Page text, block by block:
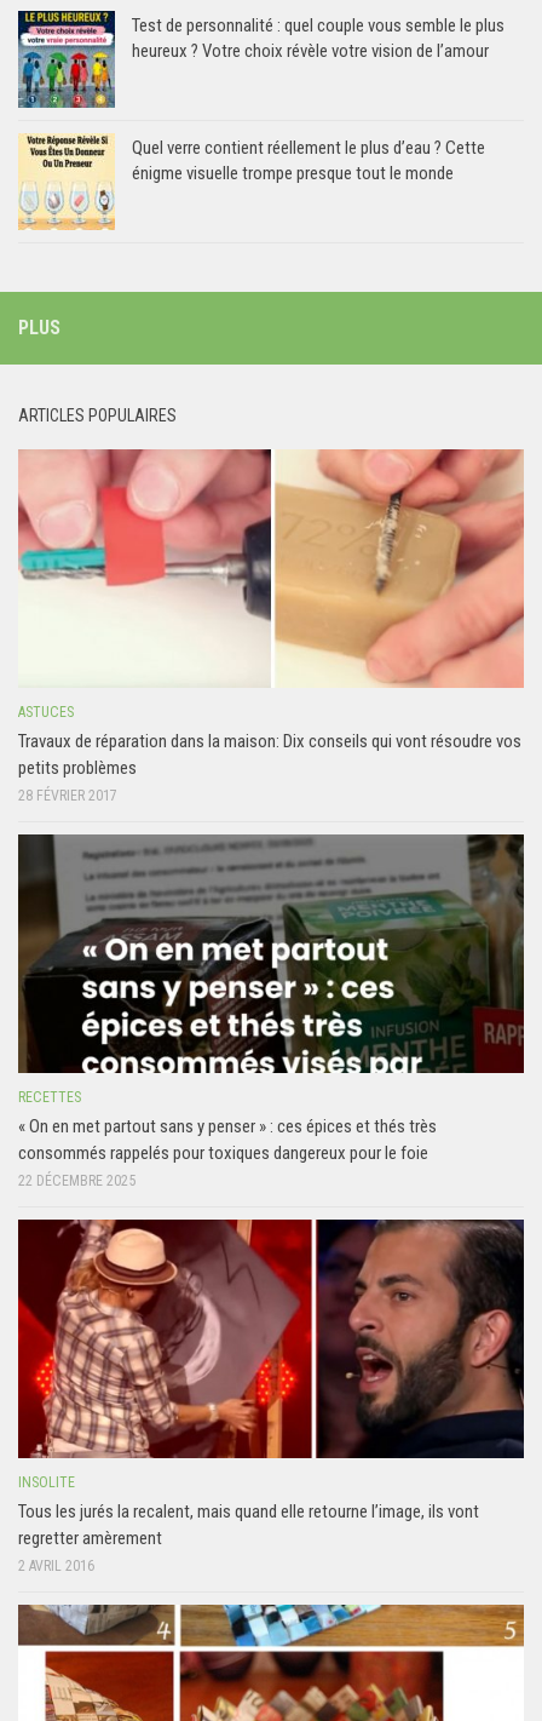
Test de personnalité : quel couple vous semble le plus
heureux ? Votre choix révèle votre vision de l’amour
Quel verre contient réellement le plus d’eau ? Cette
énigme visuelle trompe presque tout le monde
PLUS
ARTICLES POPULAIRES
ASTUCES
Travaux de réparation dans la maison: Dix conseils qui vont résoudre vos
petits problèmes
28 FÉVRIER 2017
RECETTES
« On en met partout sans y penser » : ces épices et thés très
consommés rappelés pour toxiques dangereux pour le foie
22 DÉCEMBRE 2025
INSOLITE
Tous les jurés la recalent, mais quand elle retourne l’image, ils vont
regretter amèrement
2 AVRIL 2016